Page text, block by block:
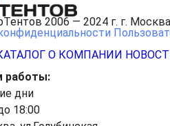
2006 — 2024 г. г.
О КОМПАНИИ
работы:
дни
18:00